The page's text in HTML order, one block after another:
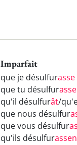
Imparfait
que je désulfurasse
que tu désulfur
qu'il désulfurât/
que nous désulfur
que vous désulfur
qu'ils désulfur